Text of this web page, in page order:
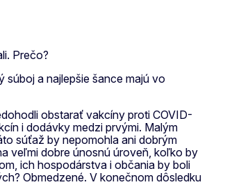
Prečo?
a najlepšie šance majú vo
obstarať vakcíny proti COVID-
i dodávky medzi prvými. Malým
súťaž by nepomohla ani dobrým
veľmi dobre únosnú úroveň, koľko by
ich hospodárstva i občania by boli
Obmedzené. V konečnom dôsledku